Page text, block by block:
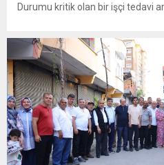
Durumu kritik olan bir işçi tedavi
ilçesine...